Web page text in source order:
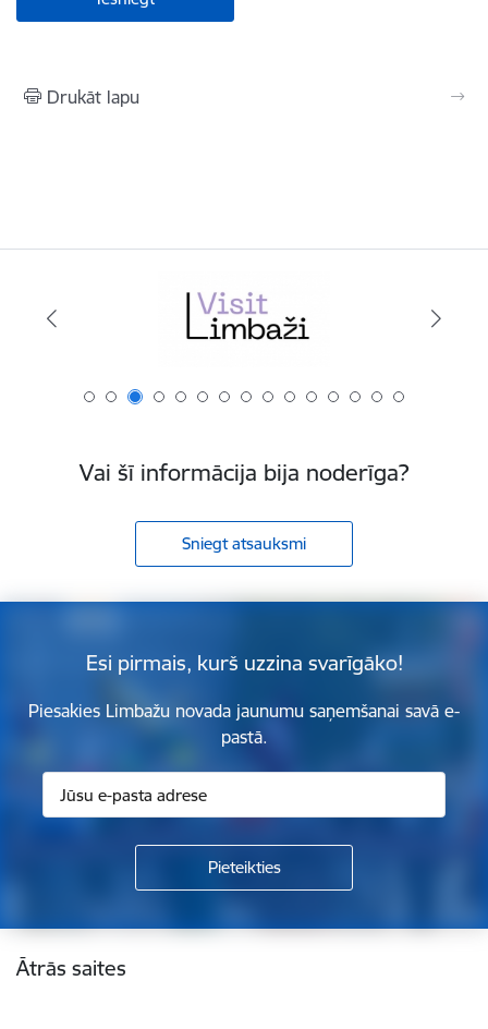
Drukāt lapu
Vai šī informācija bija noderīga?
Sniegt atsauksmi
Esi pirmais, kurš uzzina svarīgāko!
Piesakies Limbažu novada jaunumu saņemšanai savā e-
pastā.
Kājene
Ātrās saites